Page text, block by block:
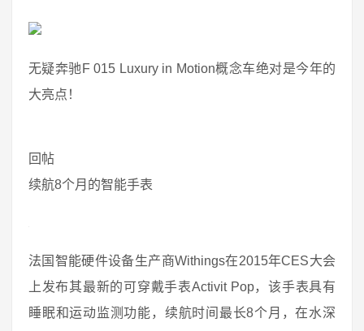
无疑奔驰F 015 Luxury in Motion概念车绝对是今年的
大亮点！
回帖
续航8个月的智能手表
法国智能硬件设备生产商Withings在2015年CES大会
上发布其最新的可穿戴手表Activit Pop，该手表具有
睡眠和运动监测功能，续航时间最长8个月，在水深